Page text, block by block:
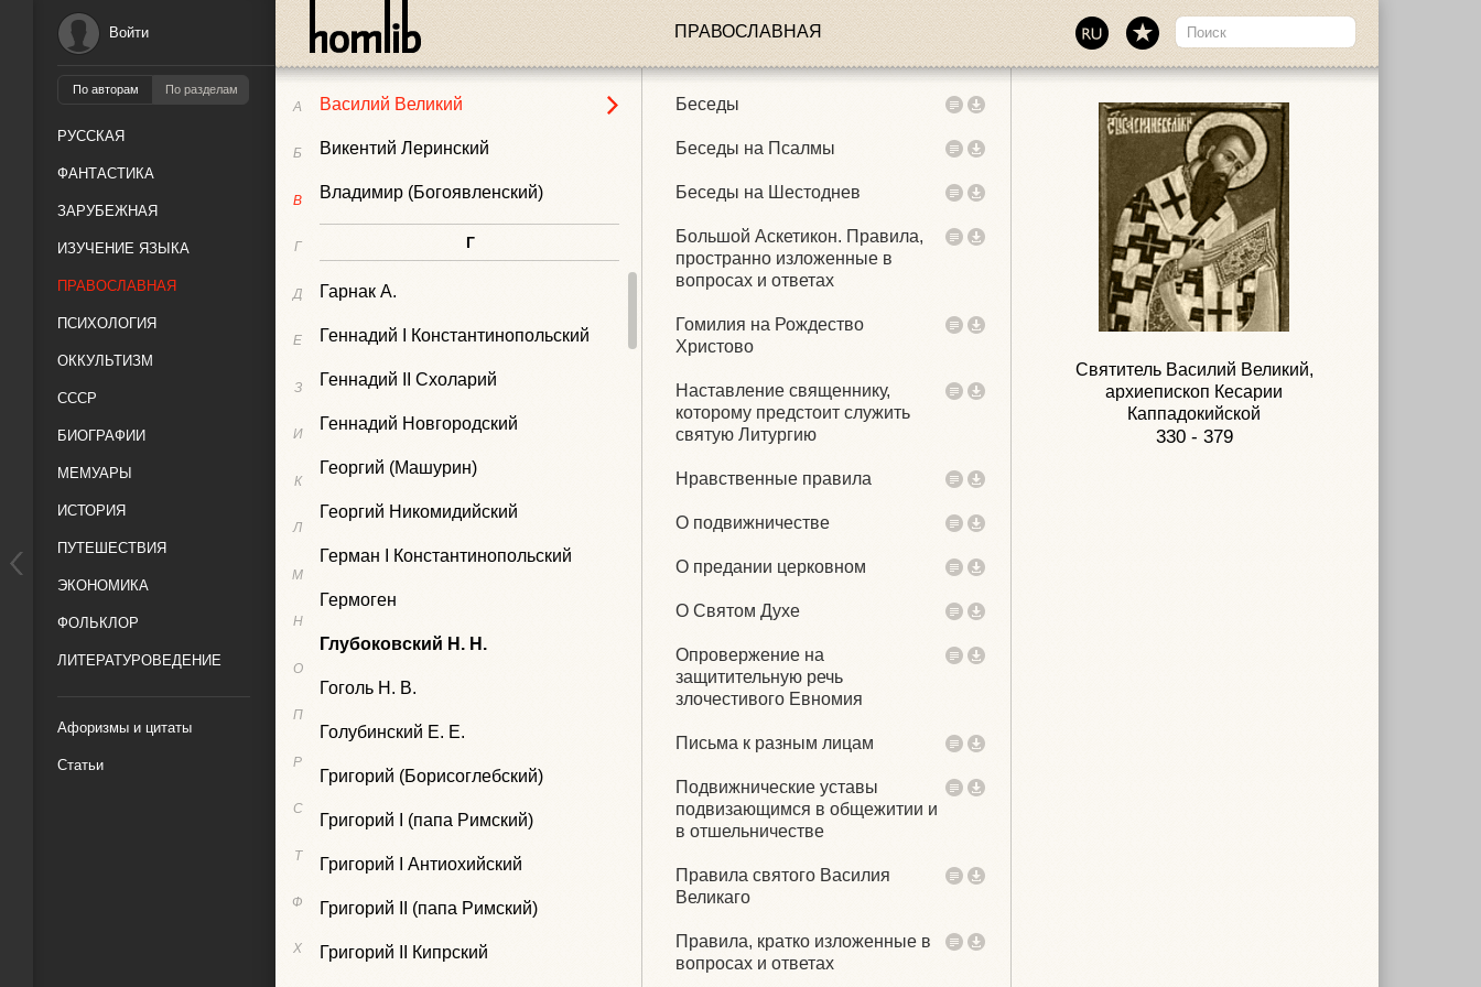
Войти
По авторам По разделам
РУССКАЯ
ФАНТАСТИКА
ЗАРУБЕЖНАЯ
ИЗУЧЕНИЕ ЯЗЫКА
ПРАВОСЛАВНАЯ
ПСИХОЛОГИЯ
ОККУЛЬТИЗМ
СССР
БИОГРАФИИ
МЕМУАРЫ
ИСТОРИЯ
ПУТЕШЕСТВИЯ
ЭКОНОМИКА
ФОЛЬКЛОР
ЛИТЕРАТУРОВЕДЕНИЕ
Афоризмы и цитаты
Статьи
ПРАВОСЛАВНАЯ
А
Б
В
Г
Д
Е
З
И
К
Л
М
Н
О
П
Р
С
Т
Ф
Х
Варсанофий Оптинский
Варсонофий Великий
Василий Великий
Викентий Леринский
Владимир (Богоявленский)
Г
Гарнак А.
Геннадий I Константинопольский
Геннадий II Схоларий
Геннадий Новгородский
Георгий (Машурин)
Георгий Никомидийский
Герман I Константинопольский
Гермоген
Глубоковский Н. Н.
Гоголь Н. В.
Голубинский Е. Е.
Григорий (Борисоглебский)
Григорий I (папа Римский)
Григорий I Антиохийский
Григорий II (папа Римский)
Григорий II Кипрский
Беседы
Беседы на Псалмы
Беседы на Шестоднев
Большой Аскетикон. Правила,
пространно изложенные в
вопросах и ответах
Гомилия на Рождество
Христово
Наставление священнику,
которому предстоит служить
святую Литургию
Нравственные правила
О подвижничестве
О предании церковном
О Святом Духе
Опровержение на
защитительную речь
злочестивого Евномия
Письма к разным лицам
Подвижнические уставы
подвизающимся в общежитии и
в отшельничестве
Правила святого Василия
Великаго
Правила, кратко изложенные в
вопросах и ответах
Святитель Василий Великий,
архиепископ Кесарии
Каппадокийской
330 - 379